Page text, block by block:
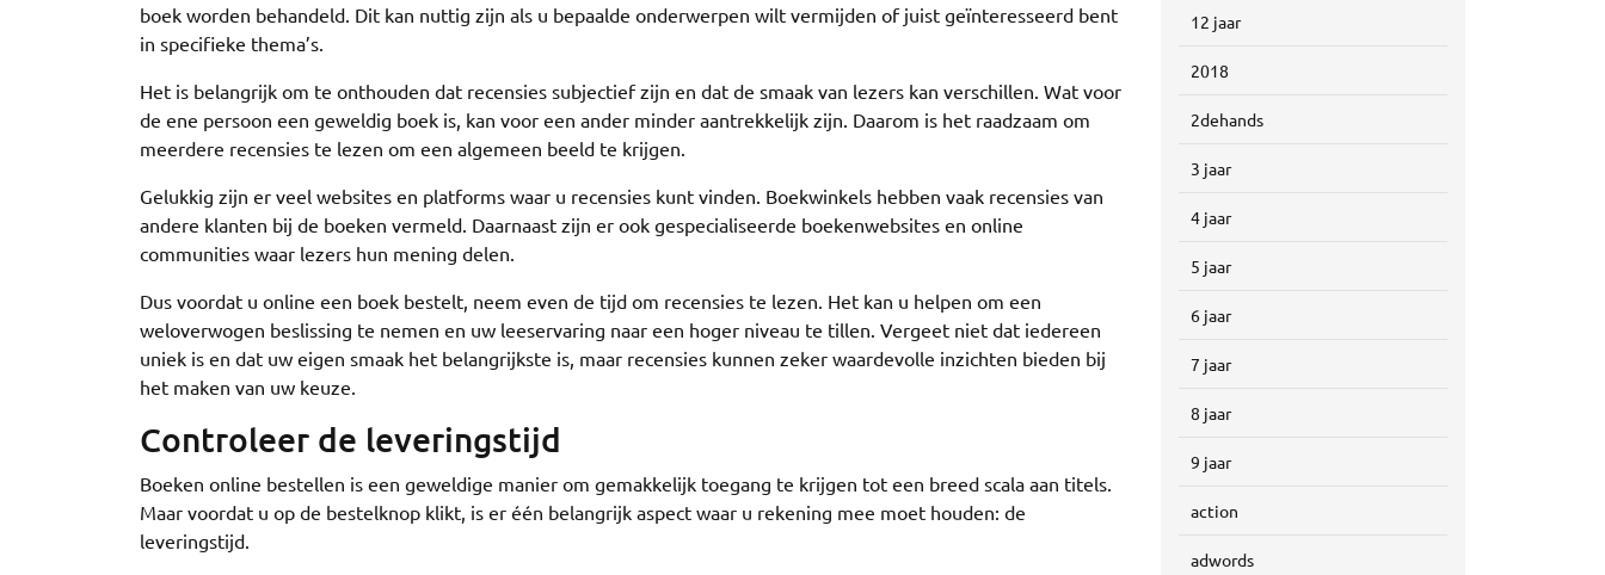
boek worden behandeld. Dit kan nuttig zijn als u bepaalde onderwerpen wilt vermijden of juist geïnteresseerd bent
in specifieke thema’s.
Het is belangrijk om te onthouden dat recensies subjectief zijn en dat de smaak van lezers kan verschillen. Wat voor
de ene persoon een geweldig boek is, kan voor een ander minder aantrekkelijk zijn. Daarom is het raadzaam om
meerdere recensies te lezen om een algemeen beeld te krijgen.
Gelukkig zijn er veel websites en platforms waar u recensies kunt vinden. Boekwinkels hebben vaak recensies van
andere klanten bij de boeken vermeld. Daarnaast zijn er ook gespecialiseerde boekenwebsites en online
communities waar lezers hun mening delen.
Dus voordat u online een boek bestelt, neem even de tijd om recensies te lezen. Het kan u helpen om een
weloverwogen beslissing te nemen en uw leeservaring naar een hoger niveau te tillen. Vergeet niet dat iedereen
uniek is en dat uw eigen smaak het belangrijkste is, maar recensies kunnen zeker waardevolle inzichten bieden bij
het maken van uw keuze.
Controleer de leveringstijd
Boeken online bestellen is een geweldige manier om gemakkelijk toegang te krijgen tot een breed scala aan titels.
Maar voordat u op de bestelknop klikt, is er één belangrijk aspect waar u rekening mee moet houden: de
leveringstijd.
12 jaar
2018
2dehands
3 jaar
4 jaar
5 jaar
6 jaar
7 jaar
8 jaar
9 jaar
action
adwords